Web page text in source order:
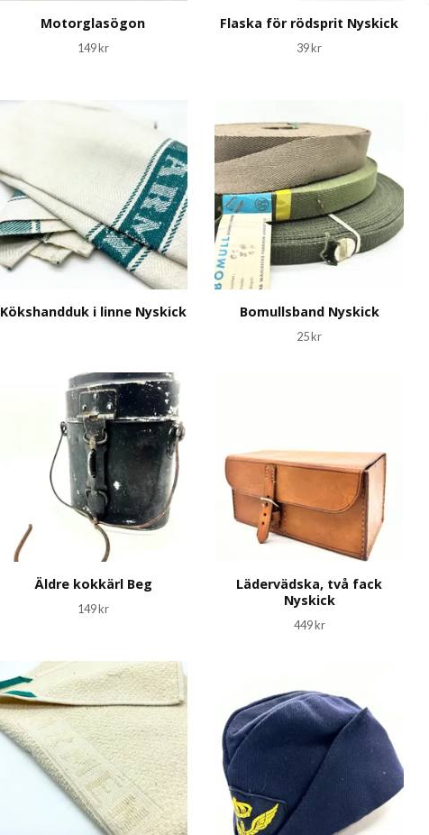
Motorglasögon
149 kr
Flaska för rödsprit Nyskick
39 kr
Kökshandduk i linne Nyskick Bomullsband Nyskick
25 kr
Äldre kokkärl Beg
149 kr
Lädervädska, två fack
Nyskick
449 kr